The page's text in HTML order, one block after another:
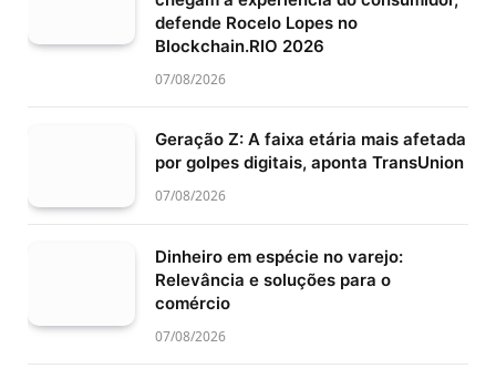
defende Rocelo Lopes no
Blockchain.RIO 2026
07/08/2026
Geração Z: A faixa etária mais afetada
por golpes digitais, aponta TransUnion
07/08/2026
Dinheiro em espécie no varejo:
Relevância e soluções para o
comércio
07/08/2026